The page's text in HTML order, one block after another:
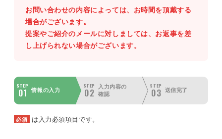
お問い合わせの内容によっては、お時間を頂戴する
場合がございます。
提案やご紹介のメールに対しましては、お返事を差
し上げられない場合がございます。
STEP
01 情報の入力
STEP
02
入力内容の
確認
STEP
03 送信完了
必須 は入力必須項目です。